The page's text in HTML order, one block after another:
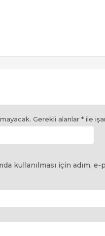
Gerekli alanlar * ile
kullanılması için adım,